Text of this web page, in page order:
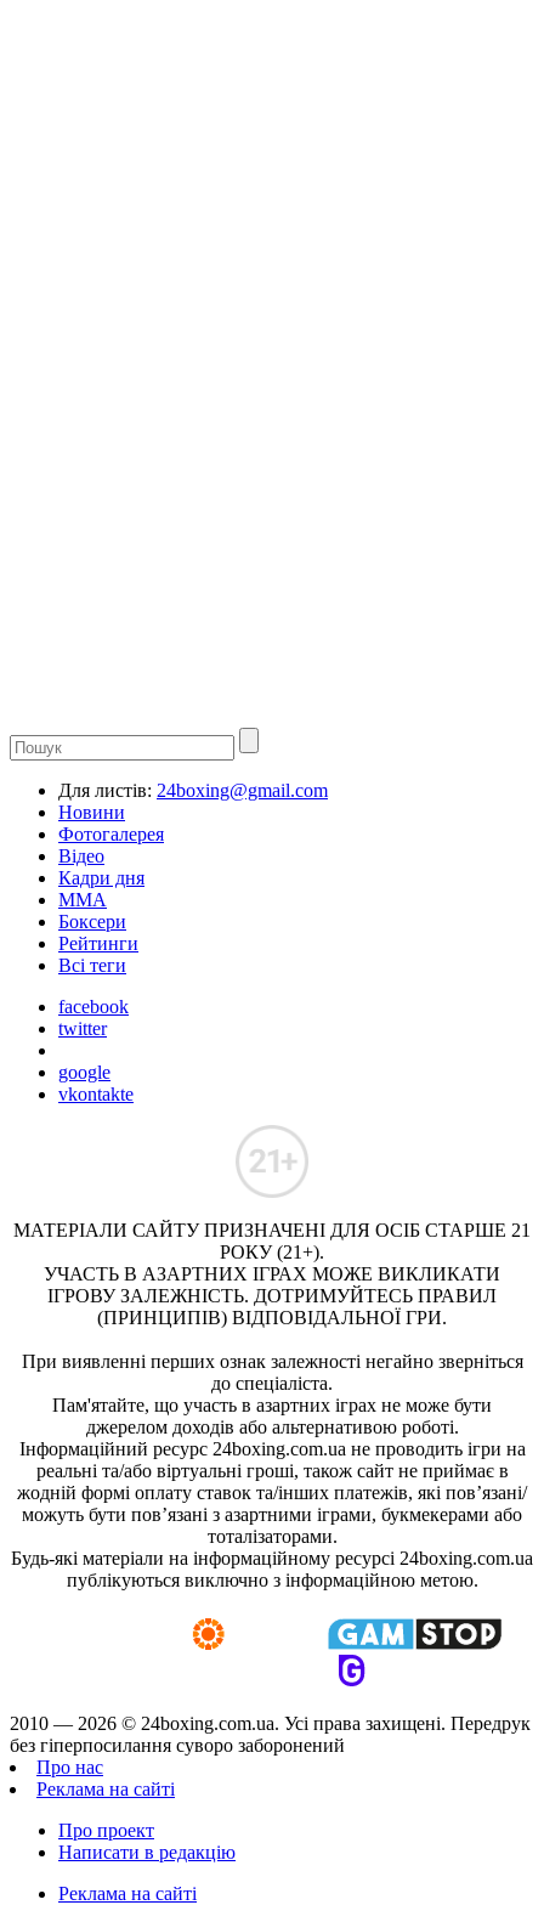
Для листів: 24boxing@gmail.com
Новини
Фотогалерея
Відео
Кадри дня
ММА
Боксери
Рейтинги
Всі теги
facebook
twitter
google
vkontakte
МАТЕРІАЛИ САЙТУ ПРИЗНАЧЕНІ ДЛЯ ОСІБ СТАРШЕ 21
РОКУ (21+).
УЧАСТЬ В АЗАРТНИХ ІГРАХ МОЖЕ ВИКЛИКАТИ
ІГРОВУ ЗАЛЕЖНІСТЬ. ДОТРИМУЙТЕСЬ ПРАВИЛ
(ПРИНЦИПІВ) ВІДПОВІДАЛЬНОЇ ГРИ.
При виявленні перших ознак залежності негайно зверніться
до спеціаліста.
Пам'ятайте, що участь в азартних іграх не може бути
джерелом доходів або альтернативою роботі.
Інформаційний ресурс 24boxing.com.ua не проводить ігри на
реальні та/або віртуальні гроші, також сайт не приймає в
жодній формі оплату ставок та/інших платежів, які пов’язані/
можуть бути пов’язані з азартними іграми, букмекерами або
тоталізаторами.
Будь-які матеріали на інформаційному ресурсі 24boxing.com.ua
публікуються виключно з інформаційною метою.
2010 — 2026 © 24boxing.com.ua. Усi права захищенi. Передрук
без гіперпосилання суворо заборонений
Про нас
Реклама на сайті
Про проект
Написати в редакцію
Реклама на сайті